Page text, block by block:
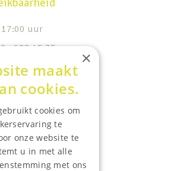
uur
- 688 45 35
zijn:
×
maakt
cookies.
cookies om
te
onze website te
u in met alle
met ons